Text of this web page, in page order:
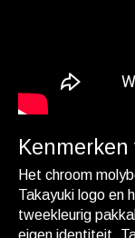
Het chroom
Takayuki logo en
tweekleurig
eigen identiteit.